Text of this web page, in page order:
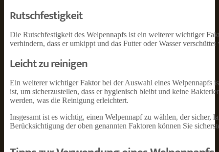
Rutschfestigkeit
Die Rutschfestigkeit des Welpennapfs ist ein weiterer wichtiger
verhindern, dass er umkippt und das Futter oder Wasser
Leicht zu reinigen
Ein weiterer wichtiger Faktor bei der Auswahl eines
ist, um sicherzustellen, dass er hygienisch bleibt und keine
werden, was die Reinigung erleichtert.
Insgesamt ist es wichtig, einen Welpennapf zu wählen, der
Berücksichtigung der oben genannten Faktoren können Sie